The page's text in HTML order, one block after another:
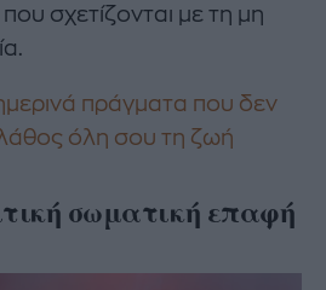
σχετίζονται με τη μη
πράγματα που δεν
λάθος όλη σου τη ζωή
σωματική επαφή